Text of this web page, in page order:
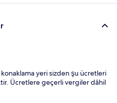
konaklama yeri sizden şu ücretleri
Ücretlere geçerli vergiler dâhil